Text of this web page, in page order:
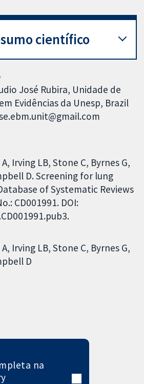
científico
José Rubira, Unidade de
Evidências da Unesp, Brazil
Irving LB, Stone C, Byrnes G,
D. Screening for lung
of Systematic Reviews
CD001991. DOI:
Irving LB Stone C Byrnes G
D
na